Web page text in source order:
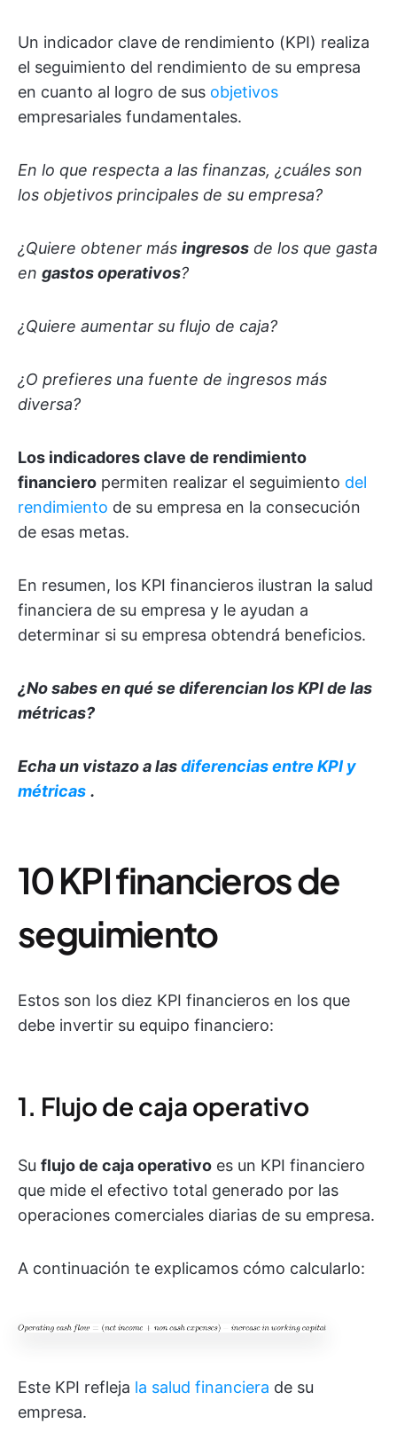
Un indicador clave de rendimiento (KPI) realiza
el seguimiento del rendimiento de su empresa
en cuanto al logro de sus objetivos
empresariales fundamentales.
En lo que respecta a las finanzas, ¿cuáles son
los objetivos principales de su empresa?
¿Quiere obtener más ingresos de los que gasta
en gastos operativos?
¿Quiere aumentar su flujo de caja?
¿O prefieres una fuente de ingresos más
diversa?
Los indicadores clave de rendimiento
financiero permiten realizar el seguimiento del
rendimiento de su empresa en la consecución
de esas metas.
En resumen, los KPI financieros ilustran la salud
financiera de su empresa y le ayudan a
determinar si su empresa obtendrá beneficios.
¿No sabes en qué se diferencian los KPI de las
métricas?
Echa un vistazo a lasdiferencias entre KPI y
métricas .
10 KPI financieros de
seguimiento
Estos son los diez KPI financieros en los que
debe invertir su equipo financiero:
1. Flujo de caja operativo
Su flujo de caja operativo es un KPI financiero
que mide el efectivo total generado por las
operaciones comerciales diarias de su empresa.
A continuación te explicamos cómo calcularlo:
Este KPI refleja la salud financiera de su
empresa.